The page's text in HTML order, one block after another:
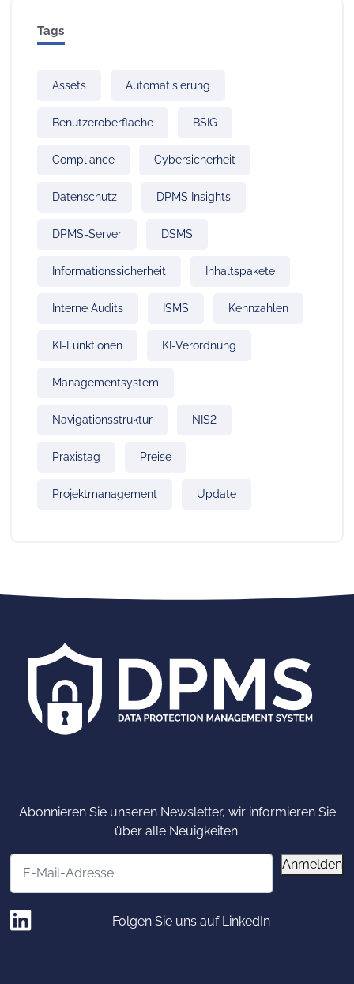
Tags
Assets Automatisierung
Benutzeroberfläche BSIG
Compliance Cybersicherheit
Datenschutz DPMS Insights
DPMS-Server DSMS
Informationssicherheit Inhaltspakete
Interne Audits ISMS Kennzahlen
KI-Funktionen KI-Verordnung
Managementsystem
Navigationsstruktur NIS2
Praxistag Preise
Projektmanagement Update
Abonnieren Sie unseren Newsletter, wir informieren Sie
über alle Neuigkeiten.
Anmelden
Folgen Sie uns auf LinkedIn